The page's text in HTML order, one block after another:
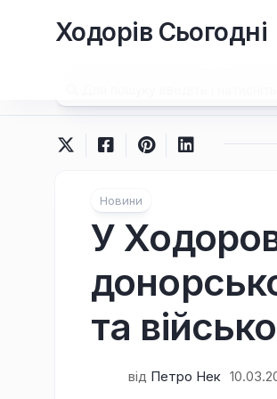
Ходорів Сьогодні
Новини
У
та
від Петро Нек